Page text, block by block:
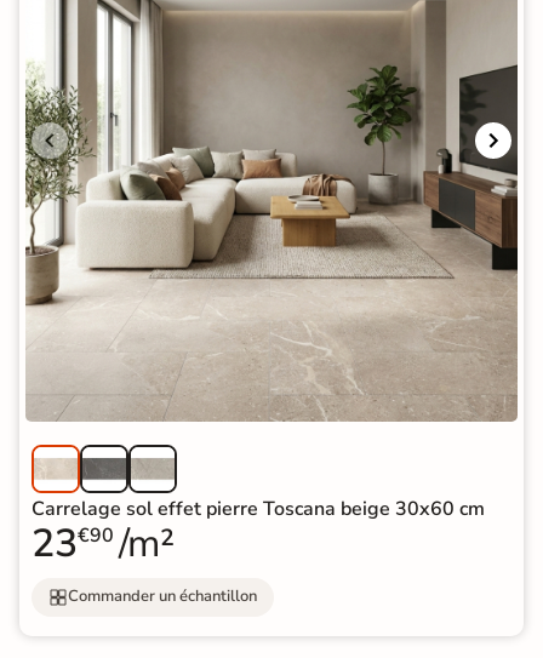
Carrelage sol effet pierre Toscana beige 30x60 cm
23€90 /m²
Commander un échantillon